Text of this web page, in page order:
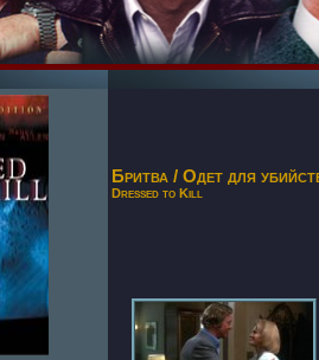
Бритва / Одет для
Dressed to Kill